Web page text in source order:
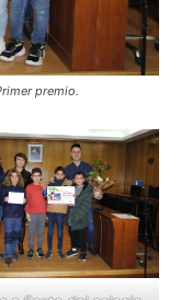
premio.